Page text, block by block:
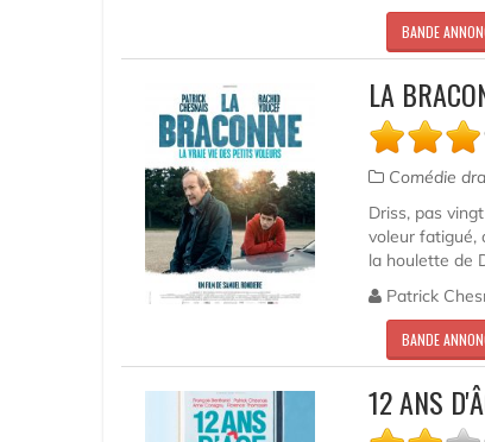
BANDE
LA
Comédie
Driss, pas
voleur fatigué,
la houlette de
Patrick
BANDE
12 ANS